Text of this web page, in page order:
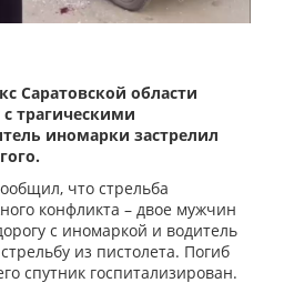
Саратовской области
трагическими
иномарки застрелил
что стрельба
конфликта – двое мужчин
с иномаркой и водитель
из пистолета. Погиб
спутник госпитализирован.